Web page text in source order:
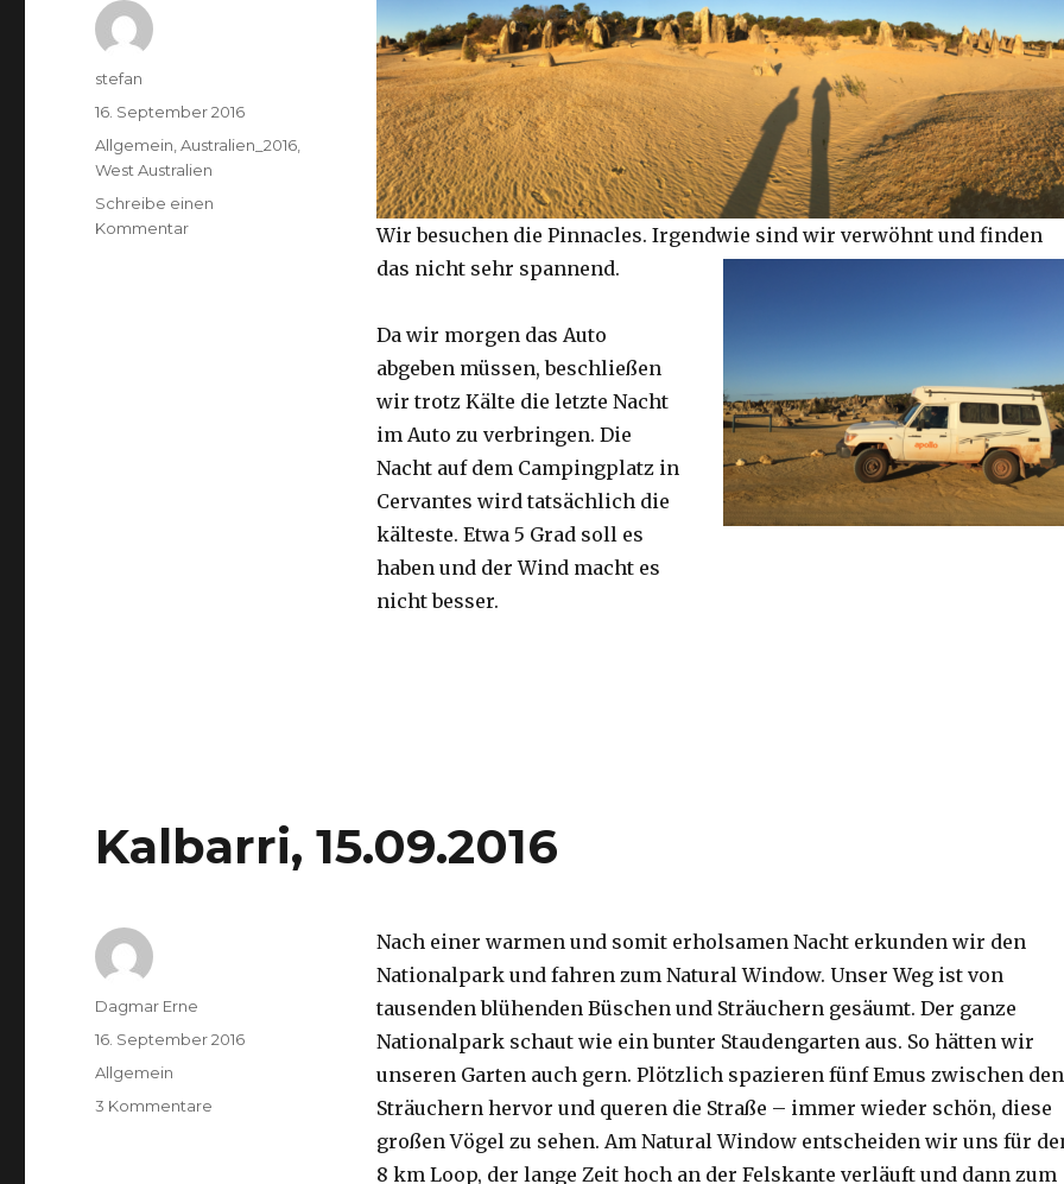
Wir besuchen die Pinnacles. Irgendwie sind wir verwöhnt und finden
das nicht sehr spannend.
Da wir morgen das Auto
abgeben müssen, beschließen
wir trotz Kälte die letzte Nacht
im Auto zu verbringen. Die
Nacht auf dem Campingplatz in
Cervantes wird tatsächlich die
kälteste. Etwa 5 Grad soll es
haben und der Wind macht es
nicht besser.
Autor
stefan
Veröffentlicht
am
16. September 2016
Kategorien
Allgemein,Australien_2016,
West Australien
Schreibe einen
Kommentarzu
Kalbarri, 15.09.2016
Nach einer warmen und somit erholsamen Nacht erkunden wir den
Nationalpark und fahren zum Natural Window. Unser Weg ist von
tausenden blühenden Büschen und Sträuchern gesäumt. Der ganze
Nationalpark schaut wie ein bunter Staudengarten aus. So hätten wir
unseren Garten auch gern. Plötzlich spazieren fünf Emus zwischen den
Sträuchern hervor und queren die Straße – immer wieder schön, diese
großen Vögel zu sehen. Am Natural Window entscheiden wir uns für
8 km Loop, der lange Zeit hoch an der Felskante verläuft und dann zum
Autor
Dagmar Erne
Veröffentlicht
am
16. September 2016
Kategorien
Allgemein
3 Kommentare